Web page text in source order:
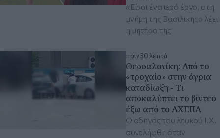
«Είναι ένα ιερό έργο, στη
μνήμη της Βασιλικής» λέει
η μητέρα της
πριν 30 λεπτά
Θεσσαλονίκη: Από το
«τροχαίο» στην άγρια
καταδίωξη - Τι
αποκαλύπτει το βίντεο
έξω από το ΑΧΕΠΑ
Ο οδηγός του λευκού Ι.Χ.
συνελήφθη όταν